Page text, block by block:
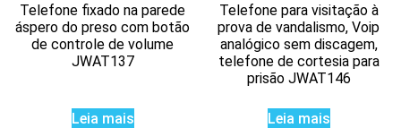
Telefone fixado na parede
áspero do preso com botão
de controle de volume
JWAT137
Leia mais
Telefone para visitação à
prova de vandalismo, Voip
analógico sem discagem,
telefone de cortesia para
prisão JWAT146
Leia mais